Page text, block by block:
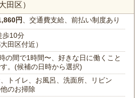
田区）
円、交通費支給、前払い制度あり
歩10分
田区付近）
の間で1時間〜、好きな日に働くこと
。(候補の日時から選択)
トイレ、お風呂、洗面所、リビン
のお掃除